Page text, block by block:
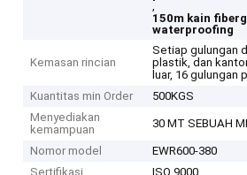
,
150m kain
waterproofing
Kemasan rincian
Setiap gulungan
plastik, dan
luar, 16 gulungan
Kuantitas min Order
500KGS
Menyediakan
kemampuan
30 MT SEBUAH
Nomor model
EWR600-380
Sertifikasi
ISO 9000